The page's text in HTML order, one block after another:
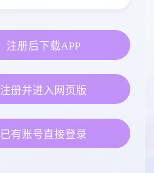
注册后下载APP
注册并进入网页版
已有账号直接登录